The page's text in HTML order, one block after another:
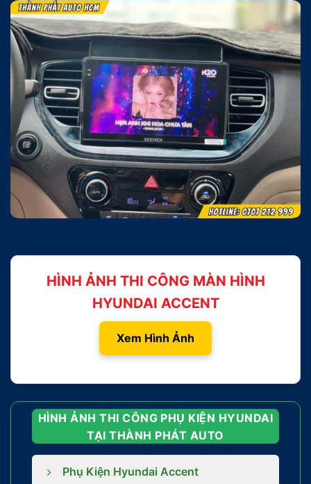
HÌNH ẢNH THI CÔNG MÀN HÌNH
HYUNDAI ACCENT
Xem Hình Ảnh
HÌNH ẢNH THI CÔNG PHỤ KIỆN HYUNDAI
TẠI THÀNH PHÁT AUTO
Phụ Kiện Hyundai Accent